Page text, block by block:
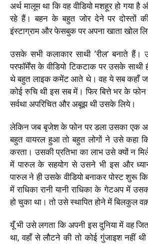
अर्थ मालूम था कि वह वीडियो मशहूर हो गया
रहे हैं। बहन के बहुत जोर देने पर दोस्तों
इंस्टाग्राम और फेसबुक पर अपना खाता खोल
उसके सभी कलाकार साथी ‘रील’ बनाते
परफॉर्मेंस के वीडियो टिकटाक पर उसके
थे बहुत लाइक कमेंट आते थे। वह ये सब कहाँ
कोई रुचि थी इस सब में। फिर बित्ते भर के फोन
सर्वथा अपरिचित और अबूझ थी उसके लिये।
लेकिन जब बृजेश के फोन पर डला उसका एक अन्य
बहुत वायरल हुआ तो बहुत लोगों ने उसे कहा
करता। उसकी प्रतिभा का लाभ उसे क्यों न
में पारुल के सहयोग से उसने भी इस और
पारुल ने ही उसके वीडियो बनाकर पोस्ट शुरू
में राधिका रानी यानी राधिका के गेटअप में
हो चुका था। तो उसे स्थापित होने में बिलकुल
यूँ भी उसे लगता कि अपनी इस दुनिया में वह
था, वहाँ से लौटने की तो कोई गुंजाइश नहीं